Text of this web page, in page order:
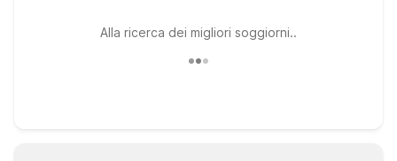
Alla ricerca dei migliori soggiorni..